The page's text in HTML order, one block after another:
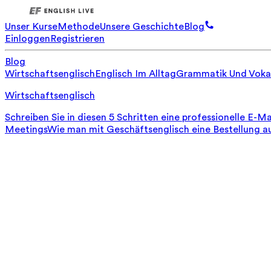
Unser KurseMethodeUnsere GeschichteBlog
EinloggenRegistrieren
Blog
WirtschaftsenglischEnglisch Im AlltagGrammatik Und
Wirtschaftsenglisch
Schreiben Sie in diesen 5 Schritten eine professionelle E-
MeetingsWie man mit Geschäftsenglisch eine Bestellung